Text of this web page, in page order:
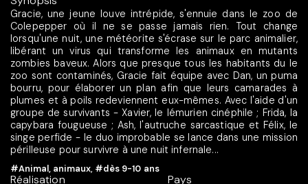
Gracie, une jeune louve intrépide, s'ennuie dans le zoo de
Colepepper où il ne se passe jamais rien. Tout change
lorsqu'une nuit, une météorite s'écrase sur le parc animalier,
libérant un virus qui transforme les animaux en mutants
zombies baveux. Alors que presque tous les habitants du le
zoo sont contaminés, Gracie fait équipe avec Dan, un puma
bourru, pour élaborer un plan afin que leurs camarades à
plumes et à poils redeviennent eux-mêmes. Avec l'aide d'un
groupe de survivants - Xavier, le lémurien cinéphile ; Frida, la
capybara fougueuse ; Ash, l'autruche sarcastique et Félix, le
singe perfide - le duo improbable se lance dans une mission
périlleuse pour survivre à une nuit infernale...
#Animal, animaux, #dès 9-10 ans
Réalisation Pays